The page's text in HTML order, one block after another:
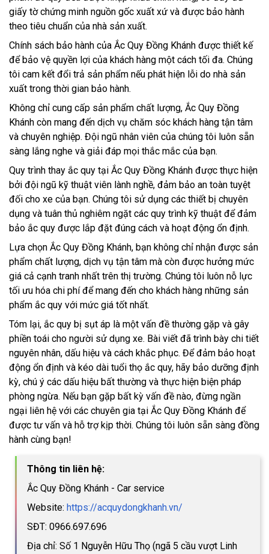
giấy tờ chứng minh nguồn gốc xuất xứ và được bảo hành
theo tiêu chuẩn của nhà sản xuất.
Chính sách bảo hành của Ắc Quy Đồng Khánh được thiết kế
để bảo vệ quyền lợi của khách hàng một cách tối đa. Chúng
tôi cam kết đổi trả sản phẩm nếu phát hiện lỗi do nhà sản
xuất trong thời gian bảo hành.
Không chỉ cung cấp sản phẩm chất lượng, Ắc Quy Đồng
Khánh còn mang đến dịch vụ chăm sóc khách hàng tận tâm
và chuyên nghiệp. Đội ngũ nhân viên của chúng tôi luôn sẵn
sàng lắng nghe và giải đáp mọi thắc mắc của bạn.
Quy trình thay ắc quy tại Ắc Quy Đồng Khánh được thực hiện
bởi đội ngũ kỹ thuật viên lành nghề, đảm bảo an toàn tuyệt
đối cho xe của bạn. Chúng tôi sử dụng các thiết bị chuyên
dụng và tuân thủ nghiêm ngặt các quy trình kỹ thuật để đảm
bảo ắc quy được lắp đặt đúng cách và hoạt động ổn định.
Lựa chọn Ắc Quy Đồng Khánh, bạn không chỉ nhận được sản
phẩm chất lượng, dịch vụ tận tâm mà còn được hưởng mức
giá cả cạnh tranh nhất trên thị trường. Chúng tôi luôn nỗ lực
tối ưu hóa chi phí để mang đến cho khách hàng những sản
phẩm ắc quy với mức giá tốt nhất.
Tóm lại, ắc quy bị sụt áp là một vấn đề thường gặp và gây
phiền toái cho người sử dụng xe. Bài viết đã trình bày chi tiết
nguyên nhân, dấu hiệu và cách khắc phục. Để đảm bảo hoạt
động ổn định và kéo dài tuổi thọ ắc quy, hãy bảo dưỡng định
kỳ, chú ý các dấu hiệu bất thường và thực hiện biện pháp
phòng ngừa. Nếu bạn gặp bất kỳ vấn đề nào, đừng ngần
ngại liên hệ với các chuyên gia tại Ắc Quy Đồng Khánh để
được tư vấn và hỗ trợ kịp thời. Chúng tôi luôn sẵn sàng đồng
hành cùng bạn!
Thông tin liên hệ:
Ắc Quy Đồng Khánh - Car service
Website: https://acquydongkhanh.vn/
SĐT: 0966.697.696
Địa chỉ: Số 1 Nguyễn Hữu Thọ (ngã 5 cầu vượt Linh